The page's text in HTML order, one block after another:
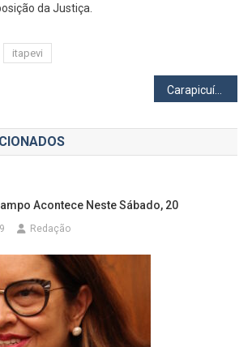
da Justiça.
itapevi
Carapicuíba já distribuiu 40 mil máscaras pela cidade
Acontece Neste Sábado, 20
Redação